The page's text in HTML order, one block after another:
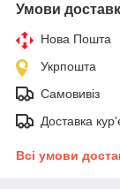
Умови
Нова Пошта
Укрпошта
Самовивіз
Доставка
Всі умови